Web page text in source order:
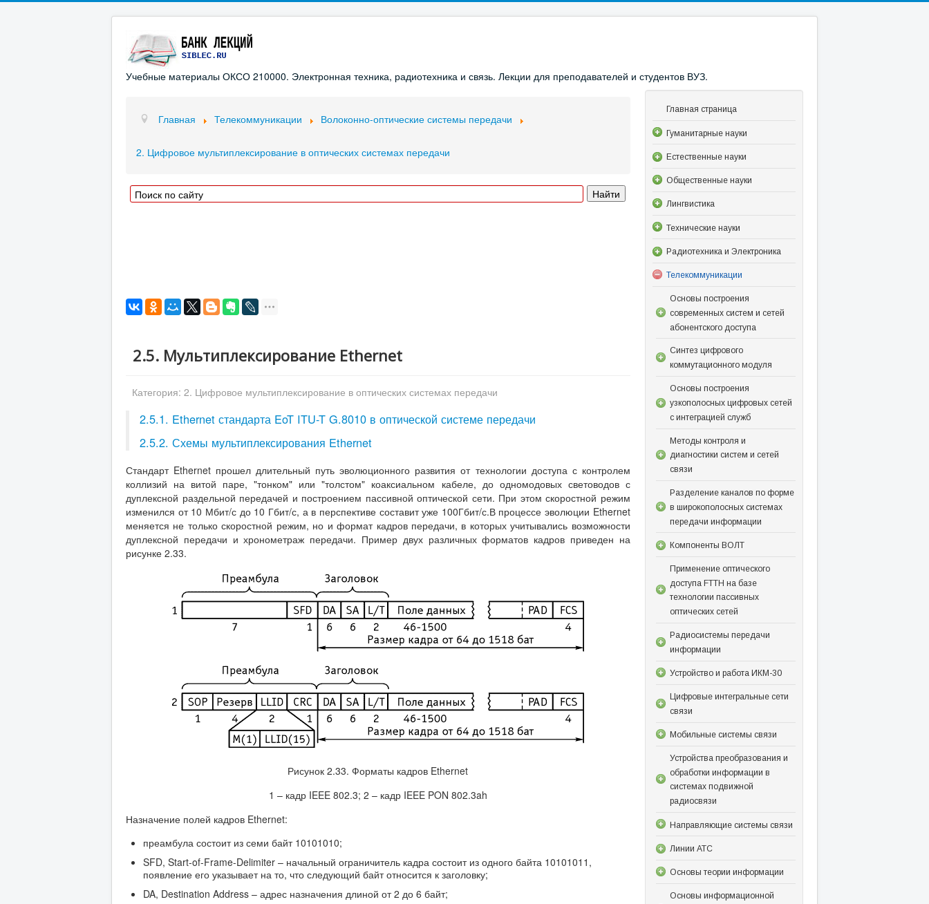
Учебные материалы ОКСО 210000. Электронная техника, радиотехника и связь. Лекции для преподавателей и студентов ВУЗ.
Главная Телекоммуникации Волоконно-оптические системы передачи
2. Цифровое мультиплексирование в оптических системах передачи
2.5. Мультиплексирование Ethernet
Категория: 2. Цифровое мультиплексирование в оптических системах передачи
2.5.1. Ethernet стандарта EoT ITU-T G.8010 в оптической системе передачи
2.5.2. Схемы мультиплексирования Ethernet
Стандарт Ethernet прошел длительный путь эволюционного развития от технологии доступа с контролем
коллизий на витой паре, "тонком" или "толстом" коаксиальном кабеле, до одномодовых световодов с
дуплексной раздельной передачей и построением пассивной оптической сети. При этом скоростной режим
изменился от 10 Мбит/с до 10 Гбит/с, а в перспективе составит уже 100Гбит/с.В процессе эволюции Ethernet
меняется не только скоростной режим, но и формат кадров передачи, в которых учитывались возможности
дуплексной передачи и хронометраж передачи. Пример двух различных форматов кадров приведен на
рисунке 2.33.
Рисунок 2.33. Форматы кадров Ethernet
1 – кадр IEEE 802.3; 2 – кадр IEEE PON 802.3ah
Назначение полей кадров Ethernet:
преамбула состоит из семи байт 10101010;
SFD, Start-of-Frame-Delimiter – начальный ограничитель кадра состоит из одного байта 10101011,
появление его указывает на то, что следующий байт относится к заголовку;
DA, Destination Address – адрес назначения длиной от 2 до 6 байт;
Главная страница
Гуманитарные науки
Естественные науки
Общественные науки
Лингвистика
Технические науки
Радиотехника и Электроника
Телекоммуникации
Основы построения
современных систем и сетей
абонентского доступа
Синтез цифрового
коммутационного модуля
Основы построения
узкополосных цифровых сетей
с интеграцией служб
Методы контроля и
диагностики систем и сетей
связи
Разделение каналов по форме
в широкополосных системах
передачи информации
Компоненты ВОЛТ
Применение оптического
доступа FTTH на базе
технологии пассивных
оптических сетей
Радиосистемы передачи
информации
Устройство и работа ИКМ-30
Цифровые интегральные сети
связи
Мобильные системы связи
Устройства преобразования и
обработки информации в
системах подвижной
радиосвязи
Направляющие системы связи
Линии АТС
Основы теории информации
Основы информационной